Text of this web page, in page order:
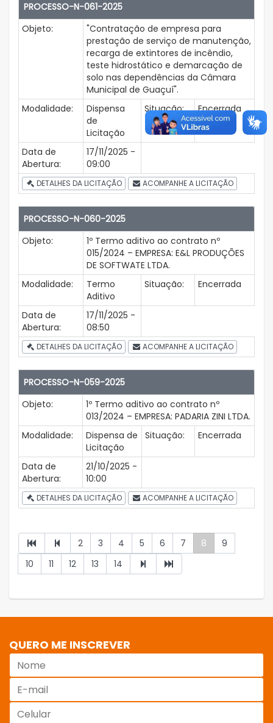
PROCESSO-N-061-2025
Objeto:
"Contratação de empresa para
prestação de serviço de manutenção,
recarga de extintores de incêndio,
teste hidrostático e demarcação de
solo nas dependências da Câmara
Municipal de Guaçuí".
Modalidade:
Dispensa
de
Licitação
Situação: Encerrada
Data de
Abertura:
17/11/2025 -
09:00
DETALHES DA LICITAÇÃO ACOMPANHE A LICITAÇÃO
PROCESSO-N-060-2025
Objeto:
1º Termo aditivo ao contrato nº
015/2024 – EMPRESA: E&L PRODUÇÕES
DE SOFTWATE LTDA.
Modalidade:
Termo
Aditivo
Situação: Encerrada
Data de
Abertura:
17/11/2025 -
08:50
DETALHES DA LICITAÇÃO ACOMPANHE A LICITAÇÃO
PROCESSO-N-059-2025
Objeto:
1º Termo aditivo ao contrato nº
013/2024 – EMPRESA: PADARIA ZINI LTDA.
Modalidade:
Dispensa de
Licitação
Situação: Encerrada
Data de
Abertura:
21/10/2025 -
10:00
DETALHES DA LICITAÇÃO ACOMPANHE A LICITAÇÃO
2 3 4 5 6 7 8
9
10
11 12 13 14
QUERO ME INSCREVER